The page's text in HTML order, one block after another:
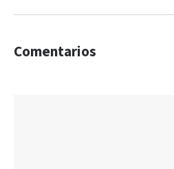
Comentarios